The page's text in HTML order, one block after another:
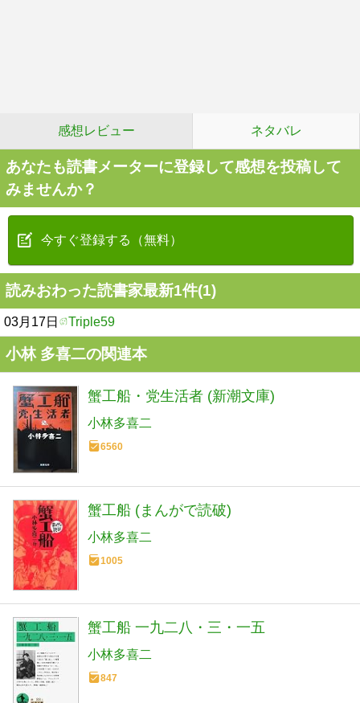
感想レビュー ネタバレ
あなたも読書メーターに登録して感想を投稿して
みませんか？
今すぐ登録する（無料）
読みおわった読書家最新1件(1)
03月17日 Triple59
小林 多喜二の関連本
蟹工船・党生活者 (新潮文庫)
小林多喜二
6560
蟹工船 (まんがで読破)
小林多喜二
1005
蟹工船 一九二八・三・一五
小林多喜二
847